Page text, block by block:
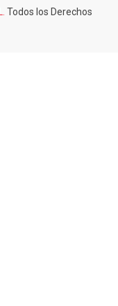
Todos los Derechos